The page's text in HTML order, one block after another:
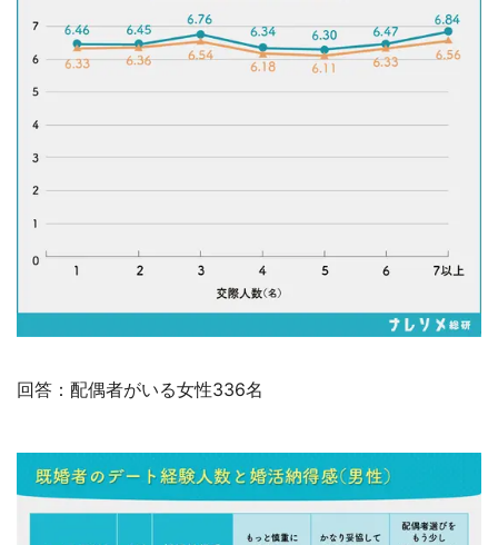
回答：配偶者がいる女性336名